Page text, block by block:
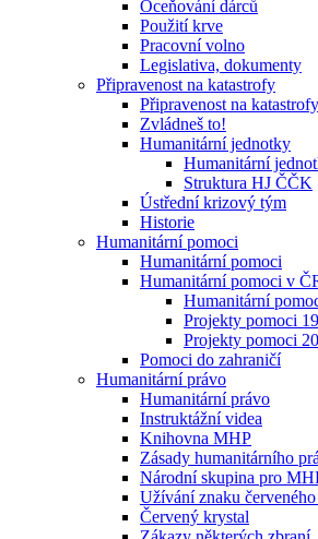
Oceňování dárců
Použití krve
Pracovní volno
Legislativa, dokumenty
Připravenost na katastrofy
Připravenost na katastrofy
Zvládneš to!
Humanitární jednotky
Humanitární
Struktura HJ ČČK
Ústřední krizový tým
Historie
Humanitární pomoci
Humanitární pomoci
Humanitární pomoci v
Humanitární
Projekty pomoci
Projekty pomoci
Pomoci do zahraničí
Humanitární právo
Humanitární právo
Instruktážní videa
Knihovna MHP
Zásady humanitárního
Národní skupina pro
Užívání znaku
Červený krystal